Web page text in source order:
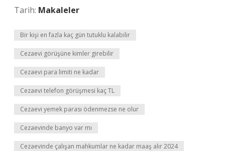
Tarih: Makaleler
Bir kişi en fazla kaç gün tutuklu kalabilir
Cezaevi görüşüne kimler girebilir
Cezaevi para limiti ne kadar
Cezaevi telefon görüşmesi kaç TL
Cezaevi yemek parası ödenmezse ne olur
Cezaevinde banyo var mı
Cezaevinde çalışan mahkumlar ne kadar maaş alır 2024